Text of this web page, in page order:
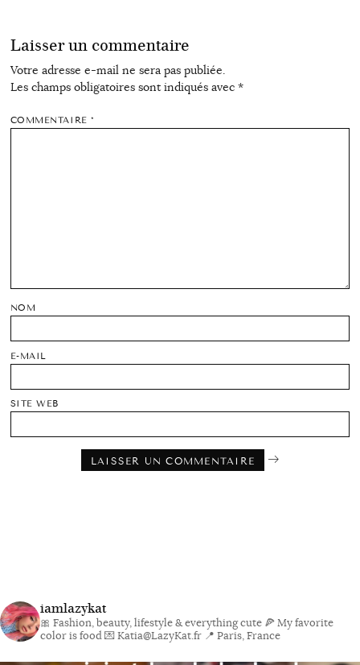
Laisser un commentaire
Votre adresse e-mail ne sera pas publiée.
Les champs obligatoires sont indiqués avec *
COMMENTAIRE*
NOM
E-MAIL
SITE WEB
iamlazykat
🎀 Fashion, beauty, lifestyle & everything cute 🍕 My favorite
color is food💌 Katia@LazyKat.fr 📍 Paris, France